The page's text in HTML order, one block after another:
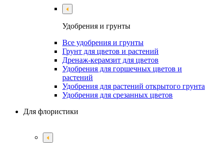
Удобрения и грунты
Все удобрения и грунты
Грунт для цветов и растений
Дренаж-керамзит для цветов
Удобрения для горшечных цветов и
растений
Удобрения для растений открытого грунта
Удобрения для срезанных цветов
Для флористики